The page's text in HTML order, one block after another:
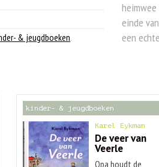
& jeugdboeken.
einde
een
kinder- & jeugdboeken
Karel Eykman
De veer van
Veerle
Opa houdt de